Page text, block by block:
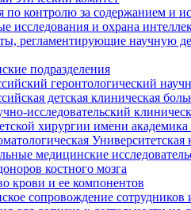
по контролю за содержанием и
исследования и охрана
регламентирующие научную
подразделения
геронтологический
детская клиническая
исследовательский
хирургии имени
Университетская
медицинские
костного мозга
крови и ее компонентов
сопровождение сотрудников